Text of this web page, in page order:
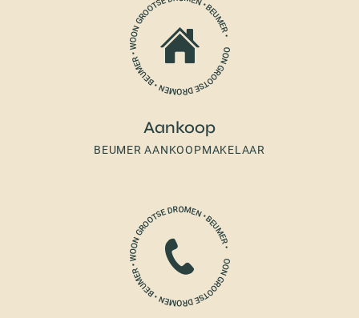
Aankoop
BEUMER AANKOOPMAKELAAR